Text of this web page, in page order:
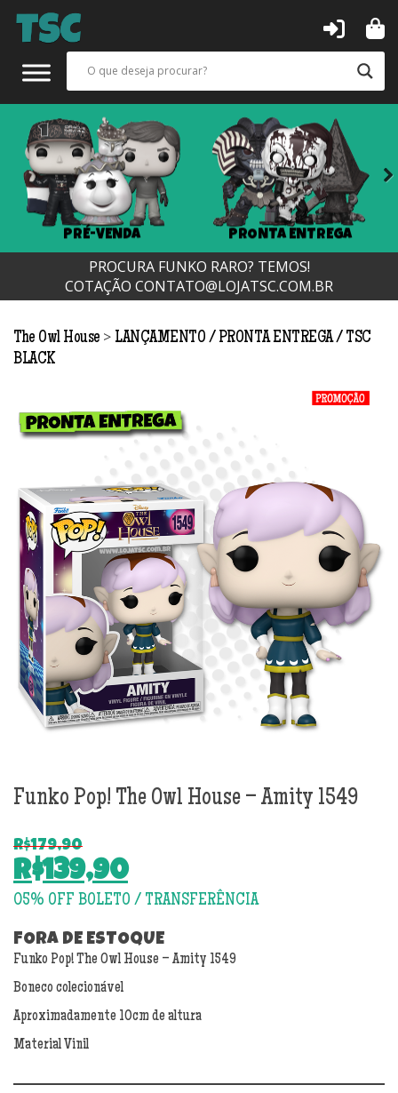
PRÉ-VENDA PRONTA ENTREGA
Next
PROCURA FUNKO RARO? TEMOS!
COTAÇÃO CONTATO@LOJATSC.COM.BR
The Owl House > LANÇAMENTO PRONTA ENTREGA
TSC
BLACK
Funko Pop! The Owl House – Amity 1549
R$179,90
O
preço
era:
R$179,90.
R$139,90
O
atual
é:
R$139,90.
FORA DE ESTOQUE
Funko Pop! The Owl House – Amity 1549
Boneco colecionável
Aproximadamente 10cm de altura
Material Vinil